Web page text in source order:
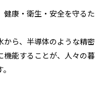
康・衛生・安全を守るた
から、半導体のような精密
能することが、人々の暮